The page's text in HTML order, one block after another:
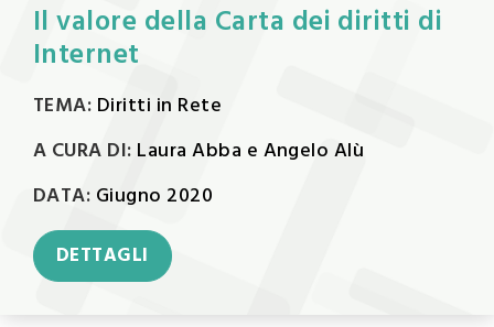
Il valore della Carta dei diritti di
Internet
TEMA: Diritti in Rete
A CURA DI: Laura Abba e Angelo Alù
DATA: Giugno 2020
DETTAGLI